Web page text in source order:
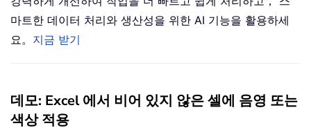
마트한 데이터 처리와 생산성을 위한 AI 기능을 활용하세
요。 지금 받기
데모: Excel 에서 비어 있지 않은 셀에 음영 또는
색상 적용